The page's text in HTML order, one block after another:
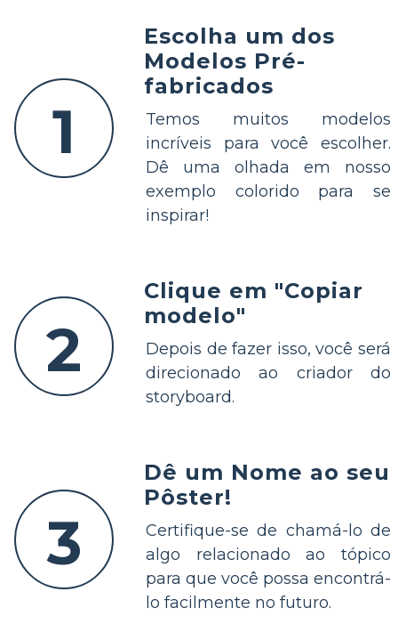
1
Escolha um dos
Modelos Pré-
fabricados
Temos muitos modelos
incríveis para você escolher.
Dê uma olhada em nosso
exemplo colorido para se
inspirar!
2
Clique em "Copiar
modelo"
Depois de fazer isso, você será
direcionado ao criador do
storyboard.
3
Dê um Nome ao seu
Pôster!
Certifique-se de chamá-lo de
algo relacionado ao tópico
para que você possa encontrá-
lo facilmente no futuro.